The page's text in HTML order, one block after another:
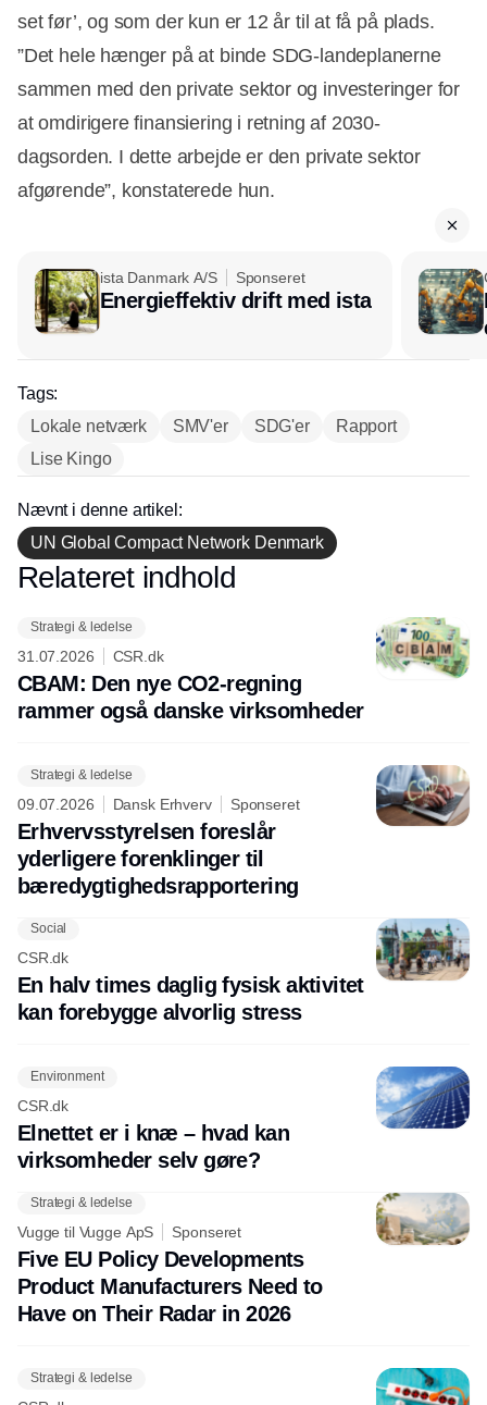
set før’, og som der kun er 12 år til at få på plads.
”Det hele hænger på at binde SDG-landeplanerne
sammen med den private sektor og investeringer for
at omdirigere finansiering i retning af 2030-
dagsorden. I dette arbejde er den private sektor
afgørende”, konstaterede hun.
ista Danmark A/S Sponseret
Energieffektiv drift med ista
Tags:
Lokale netværk
SMV'er SDG'er
Rapport
Lise Kingo
Nævnt i denne artikel:
UN Global Compact Network Denmark
Annonce
Relateret indhold
Strategi & ledelse
31.07.2026 CSR.dk
CBAM: Den nye CO2-regning
rammer også danske virksomheder
Strategi & ledelse
09.07.2026 Dansk Erhverv Sponseret
Erhvervsstyrelsen foreslår
yderligere forenklinger til
bæredygtighedsrapportering
Social
CSR.dk
En halv times daglig fysisk aktivitet
kan forebygge alvorlig stress
Environment
CSR.dk
Elnettet er i knæ – hvad kan
virksomheder selv gøre?
Strategi & ledelse
Vugge til Vugge ApS Sponseret
Five EU Policy Developments
Product Manufacturers Need to
Have on Their Radar in 2026
Strategi & ledelse